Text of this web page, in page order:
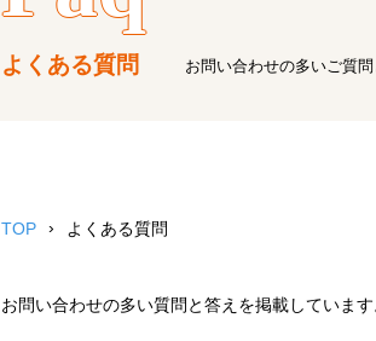
よくある質問 お問い合わせの多いご質
TOP よくある質問
お問い合わせの多い質問と答えを掲載していま